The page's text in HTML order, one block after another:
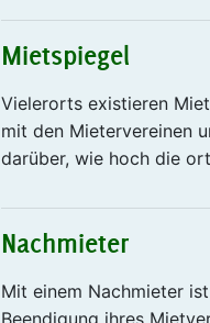
Mietspiegel
Vielerorts existieren
mit den Mietervereinen
darüber, wie hoch die
Nachmieter
Mit einem Nachmieter
Beendigung ihres